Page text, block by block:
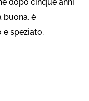
dopo cinque anni
buona, è
e speziato.